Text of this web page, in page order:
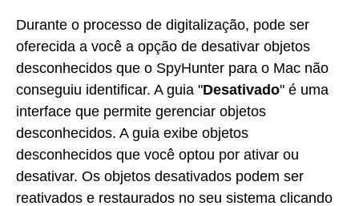
Durante o processo de digitalização, pode ser
oferecida a você a opção de desativar objetos
desconhecidos que o SpyHunter para o Mac não
conseguiu identificar. A guia "Desativado" é uma
interface que permite gerenciar objetos
desconhecidos. A guia exibe objetos
desconhecidos que você optou por ativar ou
desativar. Os objetos desativados podem ser
reativados e restaurados no seu sistema clicando